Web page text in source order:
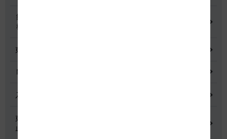
鋼少数主桁橋の床版下面吹付コンクリートはく離・落下事象調査
検討委員会
東名高速道路宇利トンネル照明灯具落下事象調査検討会
NEXCO中日本グループの経営上の課題と取組み
入札に係る不正行為に関する調査及び再発防止のための委員会
東名高速道路 中吉田高架橋 塗装塗替え工事による火災事故再発防
止委員会